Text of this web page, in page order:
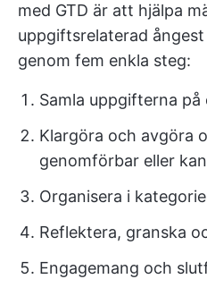
med GTD är att hjälpa
uppgiftsrelaterad
genom fem enkla steg:
Samla uppgifterna på
Klargöra och avgöra
genomförbar eller
Organisera i
Reflektera, granska
Engagemang och